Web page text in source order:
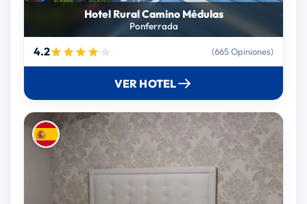
Hotel Rural Camino Médulas
Ponferrada
4.2 (665 Opiniones)
VER HOTEL